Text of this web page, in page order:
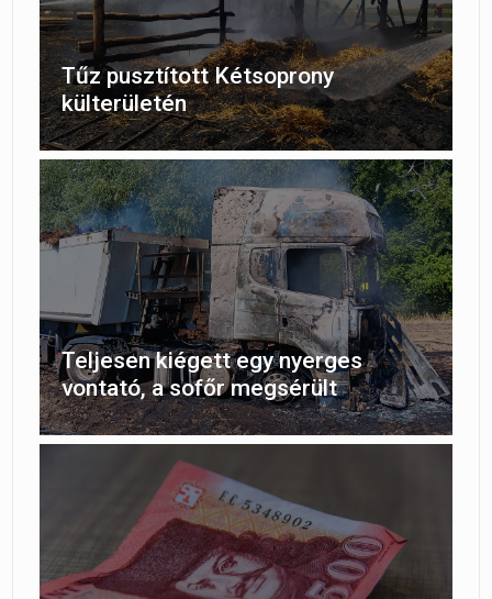
Tűz pusztított Kétsoprony
külterületén
Teljesen kiégett egy nyerges
vontató, a sofőr megsérült